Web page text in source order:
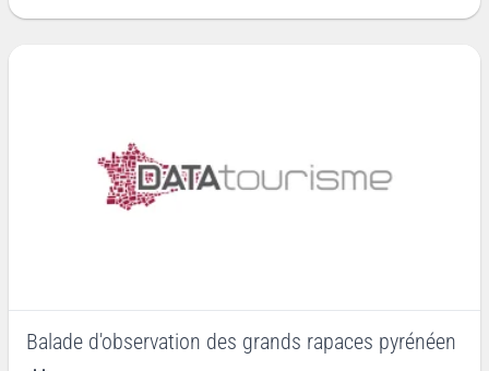
Balade d'observation des grands rapaces pyrénéen